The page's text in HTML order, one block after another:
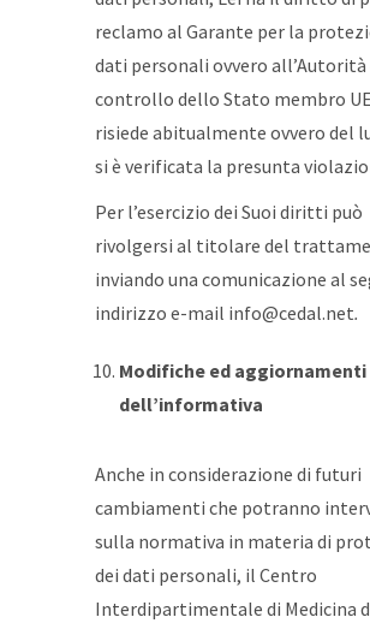
reclamo al Garante per la
dati personali ovvero all’Autorità
controllo dello Stato membro
risiede abitualmente ovvero del
si è verificata la presunta
Per l’esercizio dei Suoi diritti può
rivolgersi al titolare del
inviando una comunicazione al
indirizzo e-mail info@cedal.net.
Modifiche ed aggiornamenti
dell’informativa
Anche in considerazione di futuri
cambiamenti che potranno
sulla normativa in materia di
dei dati personali, il Centro
Interdipartimentale di Medicina